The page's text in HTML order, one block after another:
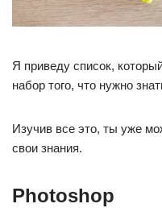
Я приведу список,
набор того, что нужно
Изучив все это, ты уже
свои знания.
Photoshop